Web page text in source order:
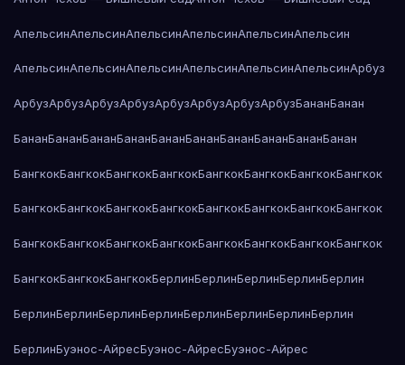
АпельсинАпельсинАпельсинАпельсинАпельсинАпельсин
АпельсинАпельсинАпельсинАпельсинАпельсинАпельсинАрбуз
АрбузАрбузАрбузАрбузАрбузАрбузАрбузАрбузБананБанан
БананБананБананБананБананБананБананБананБананБанан
БангкокБангкокБангкокБангкокБангкокБангкокБангкокБангкок
БангкокБангкокБангкокБангкокБангкокБангкокБангкокБангкок
БангкокБангкокБангкокБангкокБангкокБангкокБангкокБангкок
БангкокБангкокБангкокБерлинБерлинБерлинБерлинБерлин
БерлинБерлинБерлинБерлинБерлинБерлинБерлинБерлин
БерлинБуэнос-АйресБуэнос-АйресБуэнос-Айрес